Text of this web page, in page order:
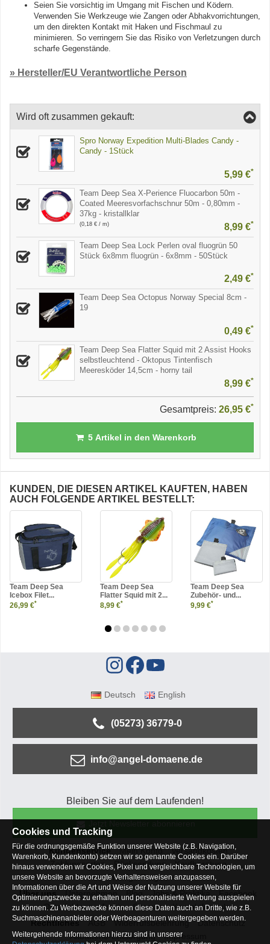
Seien Sie vorsichtig im Umgang mit Fischen und Ködern.
Verwenden Sie Werkzeuge wie Zangen oder Abhakvorrichtungen,
um den direkten Kontakt mit Haken und Fischmaul zu
minimieren. So verringern Sie das Risiko von Verletzungen durch
scharfe Gegenstände.
» Hersteller/EU Verantwortliche Person
Wird oft zusammen gekauft:
Spro Norway Expedition Multi-Blades Candy -
Candy - 1Stück
5,99 €*
Team Deep Sea X-Perience Fluocarbon 50m -
Coated Meeresvorfachschnur 50m - 0,80mm -
37kg - kristallklar
(0,18 € / m) 8,99 €*
Team Deep Sea Lock Perlen oval fluogrün 50
Stück 6x8mm fluogrün - 6x8mm - 50Stück
2,49 €*
Team Deep Sea Octopus Norway Special 8cm -
19
0,49 €*
Team Deep Sea Flatter Squid mit 2 Assist Hooks
selbstleuchtend - Oktopus Tintenfisch
Meeresköder 14,5cm - horny tail
8,99 €*
Gesamtpreis: 26,95 €*
5Artikel in den Warenkorb
KUNDEN, DIE DIESEN ARTIKEL KAUFTEN, HABEN
AUCH FOLGENDE ARTIKEL BESTELLT:
Team Deep Sea
Icebox Filet...
26,99 €*
Team Deep Sea
Flatter Squid mit 2...
8,99 €*
Team Deep Sea
Zubehör- und...
9,99 €*
Deutsch English
(05273) 36779-0
info@angel-domaene.de
Bleiben Sie auf dem Laufenden!
Kundenservice Mein Konto
Versandkosten
Zahlungsarten
Rücksendung
Kaufberatung
Häufige Fragen
Über uns
Unternehmen Blog Jobs & Praktika
Facebook
Osterfeldsee
Archiv Sitemap
Kontaktformular
Rechtliches
AGB Widerrufsbelehrung
Datenschutz
Altbatterie-Entsorgung
Impressum
Cookies und Tracking
Für die ordnungsgemäße Funktion unserer Website (z.B. Navigation,
Warenkorb, Kundenkonto) setzen wir so genannte Cookies ein. Darüber
hinaus verwenden wir Cookies, Pixel und vergleichbare Technologien, um
unsere Website an bevorzugte Verhaltensweisen anzupassen,
Informationen über die Art und Weise der Nutzung unserer Website für
Optimierungszwecke zu erhalten und personalisierte Werbung ausspielen
zu können. Zu Werbezwecke können diese Daten auch an Dritte, wie z.B.
Suchmaschinenanbieter oder Werbeagenturen weitergegeben werden.
Weitergehende Informationen hierzu sind in unserer